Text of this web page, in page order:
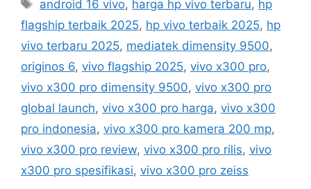
e
g
o
r
s
g
s
android 16 vivo, harga hp vivo terbaru, hp
flagship terbaik 2025, hp vivo terbaik 2025, hp
vivo terbaru 2025, mediatek dimensity 9500,
originos 6, vivo flagship 2025, vivo x300 pro,
vivo x300 pro dimensity 9500, vivo x300 pro
global launch, vivo x300 pro harga, vivo x300
pro indonesia, vivo x300 pro kamera 200 mp,
vivo x300 pro review, vivo x300 pro rilis, vivo
x300 pro spesifikasi, vivo x300 pro zeiss